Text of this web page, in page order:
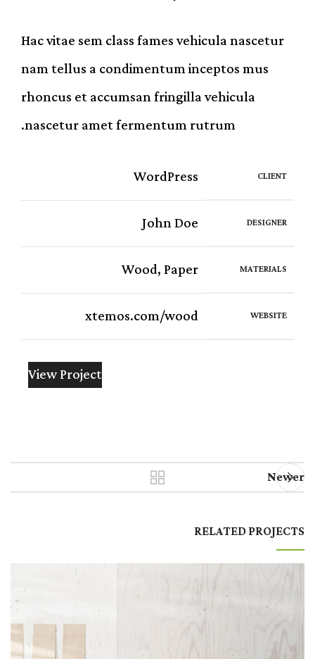
Hac vitae sem class fames vehicula nascetur
nam tellus a condimentum inceptos mus
rhoncus et accumsan fringilla vehicula
nascetur amet fermentum rutrum.
CLIENT
WordPress
DESIGNER
John Doe
MATERIALS
Wood, Paper
WEBSITE
xtemos.com/wood
View Project
Newer
RELATED PROJECTS